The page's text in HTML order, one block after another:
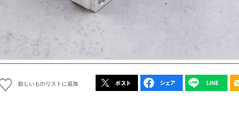
欲しいものリストに追加